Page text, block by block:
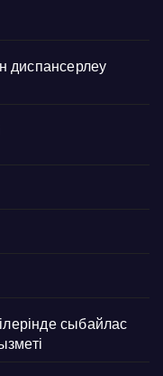
диспансерлеу
сыбайлас